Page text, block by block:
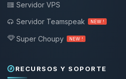
Servidor VPS
Servidor Teamspeak
NEW !
Super Choupy NEW !
RECURSOS Y SOPORTE